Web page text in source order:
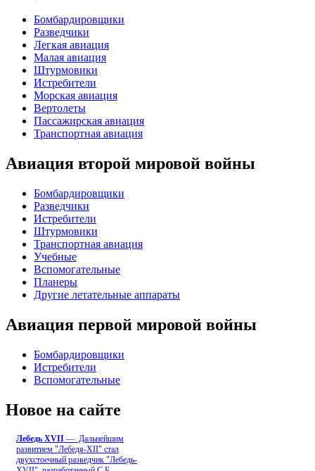
Бомбардировщики
Разведчики
Легкая авиация
Малая авиация
Штурмовики
Истребители
Морская авиация
Вертолеты
Пассажирская авиация
Транспортная авиация
Авиация второй мировой войны
Бомбардировщики
Разведчики
Истребители
Штурмовики
Транспортная авиация
Учебные
Вспомогательные
Планеры
Другие летательные аппараты
Авиация первой мировой войны
Бомбардировщики
Истребители
Вспомогательные
Новое на сайте
Лебедь ХVII — Дальнейшим
развитием "Лебедя-ХII" стал
двухстоечный разведчик "Лебедь-